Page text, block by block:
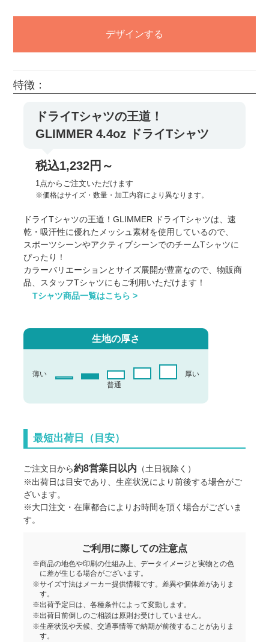
デザインする
特徴：
ドライTシャツの王道！
GLIMMER 4.4oz ドライTシャツ
税込1,232円～
1点からご注文いただけます
※価格はサイズ・数量・加工内容により異なります。
ドライTシャツの王道！GLIMMER ドライTシャツは、速
乾・吸汗性に優れたメッシュ素材を使用しているので、
スポーツシーンやアクティブシーンでのチームTシャツに
ぴったり！
カラーバリエーションとサイズ展開が豊富なので、物販商
品、スタッフTシャツにもご利用いただけます！
Tシャツ商品一覧はこちら >
生地の厚さ
薄い
厚い
普通
最短出荷日（目安）
ご注文日から約8営業日以内 （土日祝除く）
※出荷日は目安であり、生産状況により前後する場合がご
ざいます。
※大口注文・在庫都合によりお時間を頂く場合がございま
す。
ご利用に際しての注意点
※商品の地色や印刷の仕組み上、データイメージと実物との色
に差が生じる場合がございます。
※サイズ寸法はメーカー提供情報です。差異や個体差がありま
す。
※出荷予定日は、各種条件によって変動します。
※出荷日前倒しのご相談は原則お受けしていません。
※生産状況や天候、交通事情等で納期が前後することがありま
す。